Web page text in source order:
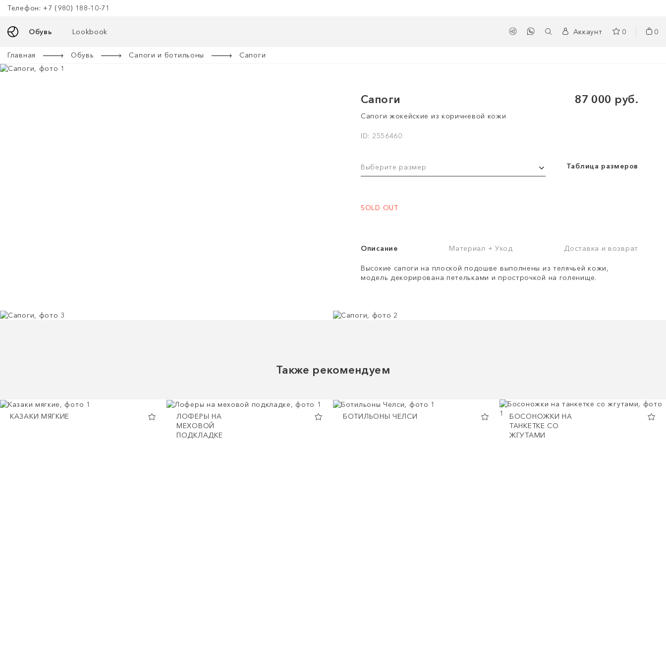
Телефон: +7 (980) 188-10-71
Обувь Lookbook Аккаунт 0 0
Главная Обувь Сапоги и ботильоны Сапоги
Сапоги 87 000 руб.
Сапоги жокейские из коричневой кожи
ID: 2556460
Выберите размер Таблица размеров
SOLD OUT
Описание Материал + Уход Доставка и возврат
Высокие сапоги на плоской подошве выполнены из телячьей кожи,
модель декорирована петельками и прострочкой на голенище.
Также рекомендуем
КАЗАКИ МЯГКИЕ
ЛОФЕРЫ НА
МЕХОВОЙ
ПОДКЛАДКЕ
БОТИЛЬОНЫ ЧЕЛСИ
БОСОНОЖКИ НА
ТАНКЕТКЕ СО
ЖГУТАМИ